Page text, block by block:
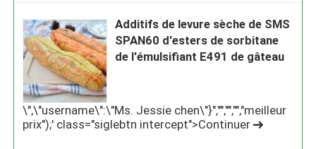
Additifs de levure sèche de SMS
SPAN60 d'esters de sorbitane
de l'émulsifiant E491 de gâteau
\",\"username\":\"Ms. Jessie chen\"}","","","","meilleur
prix");' class="siglebtn intercept">Continuer